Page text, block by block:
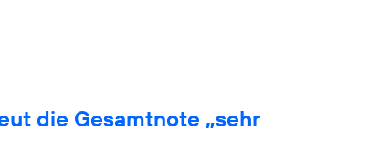
die Gesamtnote „sehr